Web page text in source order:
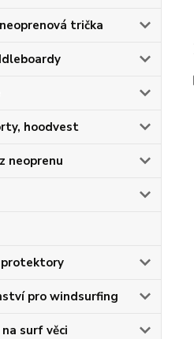
trička
hoodvest
neoprenu
protektory
pro windsurfing
surf věci